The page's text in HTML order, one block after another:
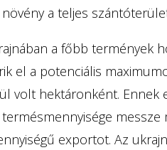
a teljes
a főbb termények
el a potenciális
volt hektáronként. Ennek
messze
exportot. Az